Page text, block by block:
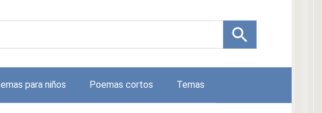
para niños Poemas cortos Temas